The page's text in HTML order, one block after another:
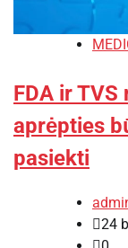
FDA ir TVS
aprėpties
pasiekti
24